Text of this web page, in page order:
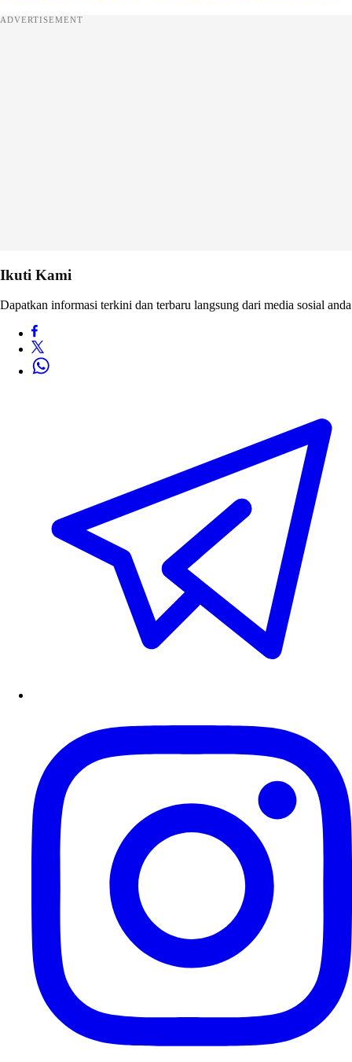
ADVERTISEMENT
Ikuti Kami
Dapatkan informasi terkini dan terbaru langsung dari media sosial anda